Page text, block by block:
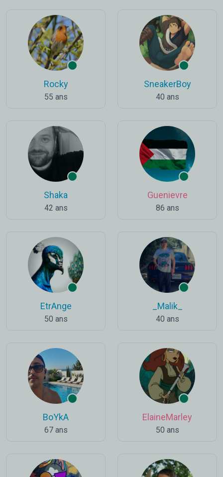
Rocky
55 ans
SneakerBoy
40 ans
Shaka
42 ans
Guenievre
86 ans
EtrAnge
50 ans
_Malik_
40 ans
BoYkA
67 ans
ElaineMarley
50 ans